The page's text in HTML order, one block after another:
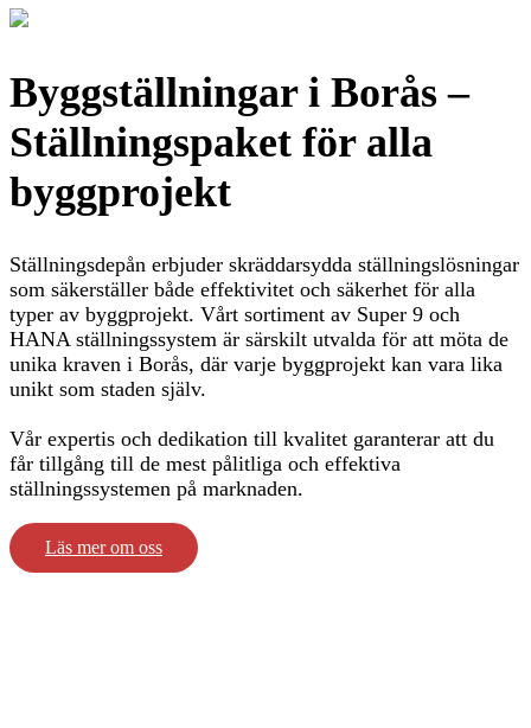
Byggställningar i Borås –
Ställningspaket för alla
byggprojekt
Ställningsdepån erbjuder skräddarsydda ställningslösningar
som säkerställer både effektivitet och säkerhet för alla
typer av byggprojekt. Vårt sortiment av Super 9 och
HANA ställningssystem är särskilt utvalda för att möta de
unika kraven i Borås, där varje byggprojekt kan vara lika
unikt som staden själv.
Vår expertis och dedikation till kvalitet garanterar att du
får tillgång till de mest pålitliga och effektiva
ställningssystemen på marknaden.
Läs mer om oss